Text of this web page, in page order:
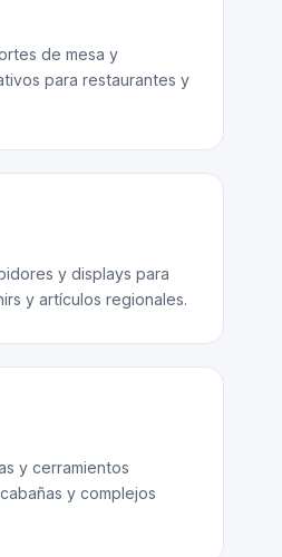
de mesa y
para restaurantes y
y displays para
y artículos regionales.
y cerramientos
y complejos